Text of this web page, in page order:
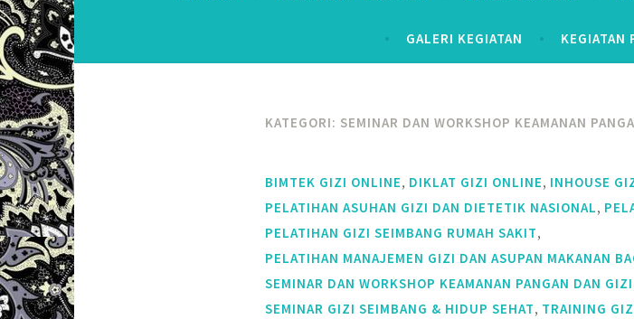
GALERI KEGIATAN KEGIATAN
KATEGORI: SEMINAR DAN WORKSHOP KEAMANAN
BIMTEK GIZI ONLINE, DIKLAT GIZI ONLINE, INHOUSE
PELATIHAN ASUHAN GIZI DAN DIETETIK NASIONAL,
PELATIHAN GIZI SEIMBANG RUMAH SAKIT,
PELATIHAN MANAJEMEN GIZI DAN ASUPAN MAKANAN
SEMINAR DAN WORKSHOP KEAMANAN PANGAN DAN GIZI
SEMINAR GIZI SEIMBANG & HIDUP SEHAT, TRAINING